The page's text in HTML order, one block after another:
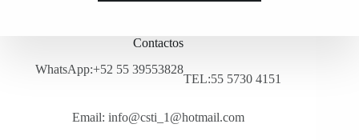
Contactos
WhatsApp:+52 55 39553828
TEL:55 5730 4151
Email: info@csti_1@hotmail.com